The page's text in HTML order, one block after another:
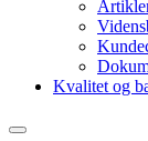
Kvalitet og